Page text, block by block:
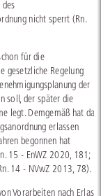
nicht sperrt (Rn.
für die
gesetzliche Regelung
der
soll, der später die
legt. Demgemäß hat das
erlassen
begonnen hat
15 - EnWZ 2020, 181;
14 - NVwZ 2013, 78).
Vorarbeiten nach Erlass